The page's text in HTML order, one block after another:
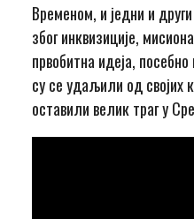
Временом, и једни и
због инквизиције,
првобитна идеја,
су се удаљили од својих
оставили велик траг у